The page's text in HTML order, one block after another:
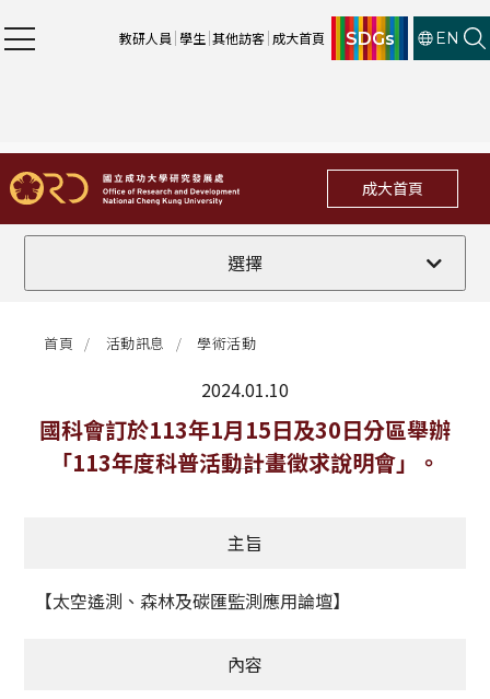
教研人員 學生 其他訪客 成大首頁 SDGs EN
成大首頁
選擇
全部
法規修訂
補助獎項
其他
首頁 活動訊息 學術活動
2024.01.10
最新消息
國科會訂於113年1月15日及30日分區舉辦
「113年度科普活動計畫徵求說明會」。
主旨
【太空遙測、森林及碳匯監測應用論壇】
內容